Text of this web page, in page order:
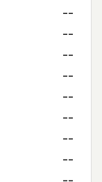
--
--
--
--
--
--
--
--